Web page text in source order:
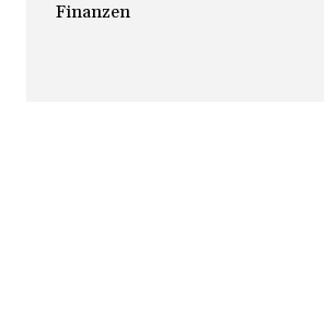
Finanzen